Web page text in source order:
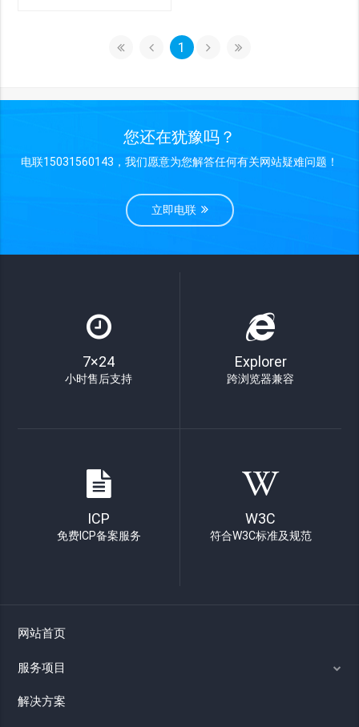
1
您还在犹豫吗？
电联15031560143，我们愿意为您解答任何有关网站疑难问题！
立即电联
7×24
小时售后支持
Explorer
跨浏览器兼容
ICP
免费ICP备案服务
W3C
符合W3C标准及规范
网站首页
服务项目
解决方案